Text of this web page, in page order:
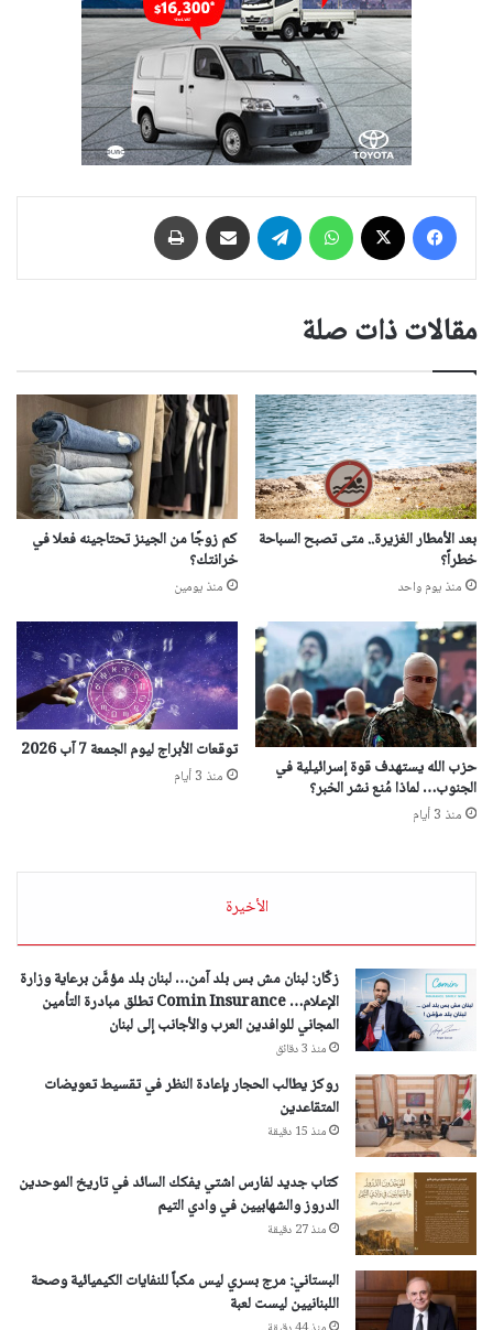
فيسبوك واتساب تيلقرام مشاركة عبر البريد
مقالات ذات صلة
بعد الأمطار الغزيرة.. متى تصبح السباحة
خطراً؟
منذ يوم واحد
كم زوجًا من الجينز تحتاجينه فعلا في
خرانتك؟
منذ يومين
حزب الله يستهدف قوة إسرائيلية في
الجنوب… لماذا مُنع نشر الخبر؟
منذ 3 أيام
توقعات الأبراج ليوم الجمعة 7 آب 2026
منذ 3 أيام
الأخيرة
زكّار: لبنان مش بس بلد آمن… لبنان بلد مؤمَّن برعاية وزارة
الإعلام… Comin Insurance تطلق مبادرة التأمين
المجاني للوافدين العرب والأجانب إلى لبنان
منذ 3 دقائق
روكز يطالب الحجار بإعادة النظر في تقسيط تعويضات
المتقاعدين
منذ 15 دقيقة
كتاب جديد لفارس اشتي يفكك السائد في تاريخ الموحدين
الدروز والشهابيين في وادي التيم
منذ 27 دقيقة
البستاني: مرج بسري ليس مكباً للنفايات الكيميائية وصحة
اللبنانيين ليست لعبة